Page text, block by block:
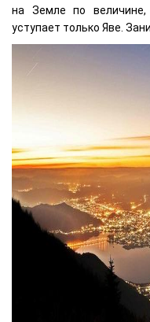
на Земле по
уступает только Яве.